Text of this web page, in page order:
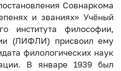
Совнаркома
и званиях» Учёный
института философии,
(ЛИФЛИ) присвоил ему
филологических наук
В январе 1939 был